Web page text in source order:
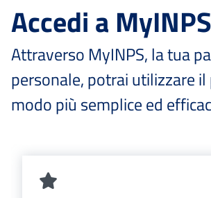
Accedi a MyINPS
Attraverso MyINPS, la tua
personale, potrai utilizzare
modo più semplice ed